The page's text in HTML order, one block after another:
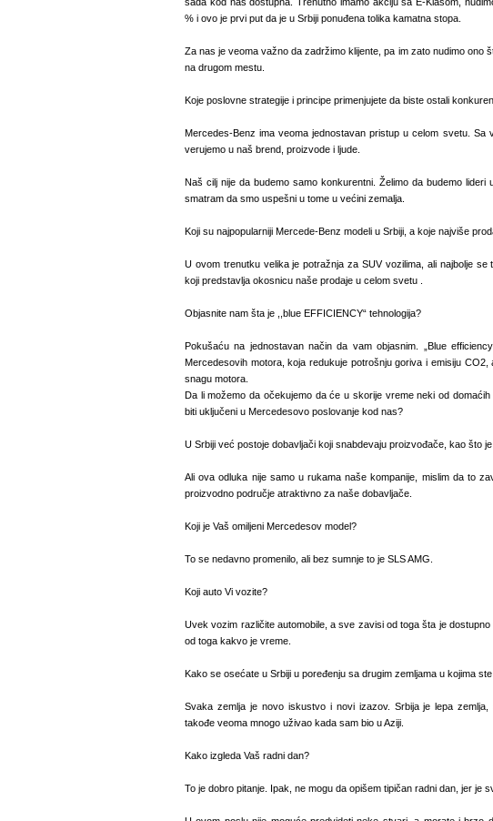
% i ovo je prvi put da je u Srbiji ponuđena tolika kamatna stopa.
Za nas je veoma važno da zadržimo klijente, pa im zato nudimo ono
na drugom mestu.
Koje poslovne strategije i principe primenjujete da biste ostali
Mercedes-Benz ima veoma jednostavan pristup u celom svetu. Sa
verujemo u naš brend, proizvode i ljude.
Naš cilj nije da budemo samo konkurentni. Želimo da budemo lideri
smatram da smo uspešni u tome u većini zemalja.
Koji su najpopularniji Mercede-Benz modeli u Srbiji, a koje najviše
U ovom trenutku velika je potražnja za SUV vozilima, ali najbolje se
koji predstavlja okosnicu naše prodaje u celom svetu .
Objasnite nam šta je ,,blue EFFICIENCY“ tehnologija?
Pokušaću na jednostavan način da vam objasnim. „Blue
Mercedesovih motora, koja redukuje potrošnju goriva i emisiju
snagu motora.
Da li možemo da očekujemo da će u skorije vreme neki od
biti uključeni u Mercedesovo poslovanje kod nas?
U Srbiji već postoje dobavljači koji snabdevaju proizvođače, kao što
Ali ova odluka nije samo u rukama naše kompanije, mislim da to
proizvodno područje atraktivno za naše dobavljače.
Koji je Vaš omiljeni Mercedesov model?
To se nedavno promenilo, ali bez sumnje to je SLS AMG.
Koji auto Vi vozite?
Uvek vozim različite automobile, a sve zavisi od toga šta je
od toga kakvo je vreme.
Kako se osećate u Srbiji u poređenju sa drugim zemljama u kojima
Svaka zemlja je novo iskustvo i novi izazov. Srbija je lepa zemlja,
takođe veoma mnogo uživao kada sam bio u Aziji.
Kako izgleda Vaš radni dan?
To je dobro pitanje. Ipak, ne mogu da opišem tipičan radni dan, jer je